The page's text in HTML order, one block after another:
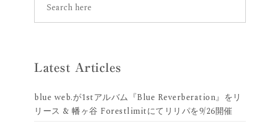
Latest Articles
blue web.が1stアルバム『Blue Reverberation』をリ
リース & 幡ヶ谷 Forestlimitにてリリパを9/26開催